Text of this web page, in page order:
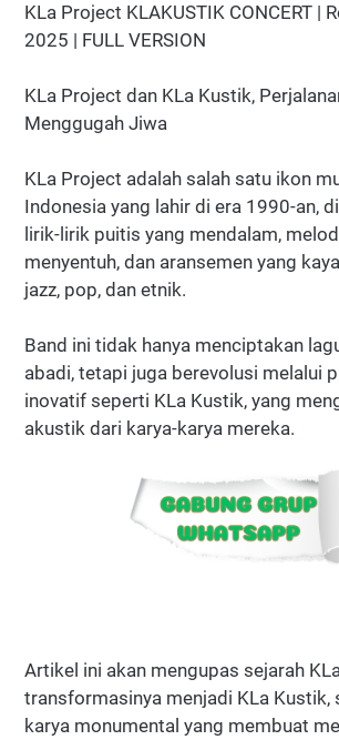
KLa Project KLAKUSTIK CONCERT |
2025 | FULL VERSION
KLa Project dan KLa Kustik,
Menggugah Jiwa
KLa Project adalah salah satu ikon
Indonesia yang lahir di era 1990-an,
lirik-lirik puitis yang mendalam,
menyentuh, dan aransemen yang
jazz, pop, dan etnik.
Band ini tidak hanya menciptakan
abadi, tetapi juga berevolusi melalui
inovatif seperti KLa Kustik, yang
akustik dari karya-karya mereka.
Artikel ini akan mengupas sejarah
transformasinya menjadi KLa Kustik,
karya monumental yang membuat